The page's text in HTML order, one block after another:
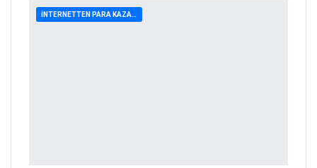
İNTERNETTEN PARA KAZANMA